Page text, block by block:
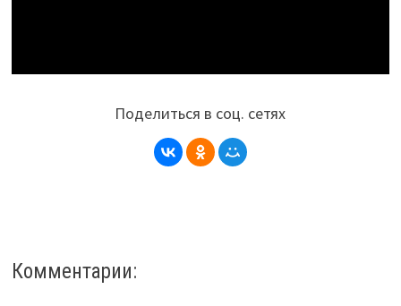
Поделиться в соц. сетях
Комментарии: